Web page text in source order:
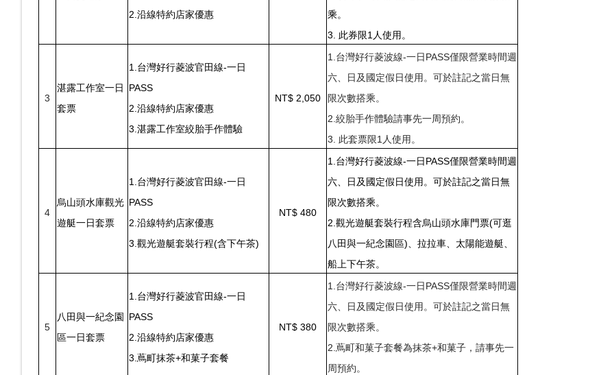
2.沿線特約店家優惠
乘。
3. 此券限1人使用。
3
湛露工作室一日
套票
1. 台灣好行菱波官田線-一日
PASS
2.沿線特約店家優惠
3.湛露工作室絞胎手作體驗
NT$ 2,050
1. 台灣好行菱波線-一日PASS僅限營業時間週
六、日及國定假日使用。可於註記之當日無
限次數搭乘。
2.絞胎手作體驗請事先一周預約。
3. 此套票限1人使用。
4
烏山頭水庫觀光
遊艇一日套票
1. 台灣好行菱波官田線-一日
PASS
2.沿線特約店家優惠
3.觀光遊艇套裝行程(含下午茶)
NT$ 480
1. 台灣好行菱波線-一日PASS僅限營業時間週
六、日及國定假日使用。可於註記之當日無
限次數搭乘。
2.觀光遊艇套裝行程含烏山頭水庫門票(可逛
八田與一紀念園區)、拉拉車、太陽能遊艇、
船上下午茶。
5
八田與一紀念園
區一日套票
1. 台灣好行菱波官田線-一日
PASS
2.沿線特約店家優惠
3.蔦町抹茶+和菓子套餐
NT$ 380
1. 台灣好行菱波線-一日PASS僅限營業時間週
六、日及國定假日使用。可於註記之當日無
限次數搭乘。
2.蔦町和菓子套餐為抹茶+和菓子，請事先一
周預約。